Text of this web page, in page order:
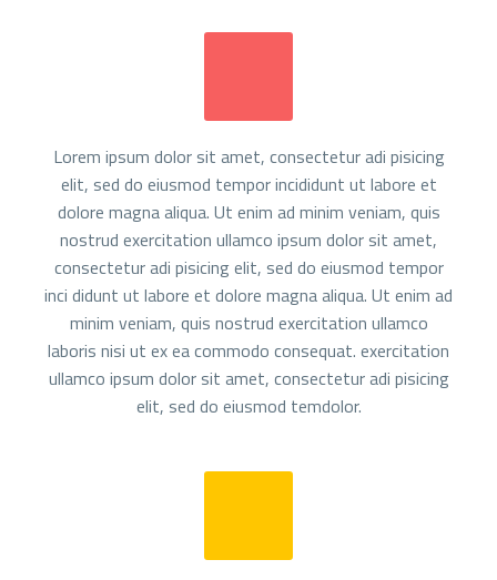
Lorem ipsum dolor sit amet, consectetur adi pisicing
elit, sed do eiusmod tempor incididunt ut labore et
dolore magna aliqua. Ut enim ad minim veniam, quis
nostrud exercitation ullamco ipsum dolor sit amet,
consectetur adi pisicing elit, sed do eiusmod tempor
inci didunt ut labore et dolore magna aliqua. Ut enim ad
minim veniam, quis nostrud exercitation ullamco
laboris nisi ut ex ea commodo consequat. exercitation
ullamco ipsum dolor sit amet, consectetur adi pisicing
elit, sed do eiusmod temdolor.